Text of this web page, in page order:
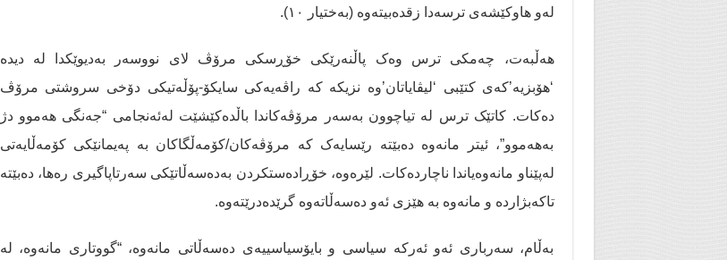
لەو هاوكێشەی ترسەدا زقدەبیتەوە (بەختیار ١٠).
هەڵبەت، چەمکی ترس وەک پاڵنەرێکی خۆڕسکی مرۆڤ لای نووسەر بەدیوێکدا لە دیدە
‘هۆبزیە’کەی کتێبی ‘لیڤایاتان’وە نزیکە کە راڤەیەکی سایکۆ-پۆڵەتیکی دۆخی سروشتی مرۆڤ
دەکات. کاتێک ترس لە تیاچوون بەسەر مرۆڤەکاندا باڵدەکێشێت لەئەنجامی “جەنگی هەموو دژ
بەهەموو”، ئیتر مانەوە دەبێتە رێسایەک کە مرۆڤەکان/کۆمەڵگاکان بە پەیمانێکی کۆمەڵایەتی
لەپێناو مانەوەیاندا ناچاردەکات. لێرەوە، خۆڕادەستکردن بەدەسەڵاتێکی سەرتاپاگیری رەها، دەبێتە
تاکەبژاردە و مانەوە بە هێزی ئەو دەسەڵاتەوە گرێدەدرێتەوە.
بەڵام، سەرباری ئەو ئەرکە سیاسی و بایۆسیاسییەی دەسەڵاتی مانەوە، “گووتاری مانەوە، لە